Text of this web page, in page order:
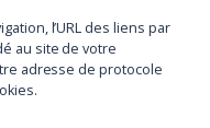
l’URL des liens par
au site de votre
adresse de protocole